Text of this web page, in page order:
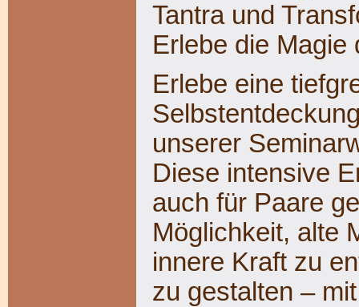
Tantra und
Erlebe die Magie
Erlebe eine
unserer
Diese intensive
auch für Paare
Möglichkeit, alte
innere Kraft zu
zu gestalten –